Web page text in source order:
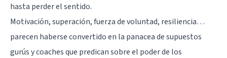
hasta perder el sentido.
Motivación, superación, fuerza de voluntad, resiliencia…
parecen haberse convertido en la panacea de supuestos
gurús y coaches que predican sobre el poder de los